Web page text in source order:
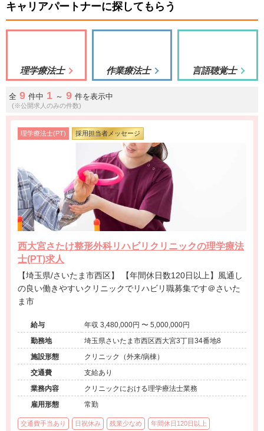
キャリアパートナーに探してもらう
理学療法士 作業療法士 言語聴覚士
全 9 件中 1 ～ 9 件を表示中
(※公開求人のみの件数)
理学療法士(PT) 採用担当者メッセージ
西大宮さたけ整形外科リハビリクリニックの理学療法
士(PT)求人
【埼玉県/さいたま市西区】 【年間休日数120日以上】風通し
の良い働きやすいクリニックでリハビリ職募集です＠さいた
ま市
給与
年収 3,480,000円 〜 5,000,000円
勤務地
埼玉県さいたま市西区西大宮3丁目34番地8
施設形態
クリニック（外来/病棟）
交通費
支給あり
業務内容
クリニックにおける理学療法士業務
雇用形態
常勤
交通費手当あり 日祝休み 残業少なめ 年間休日120日以上